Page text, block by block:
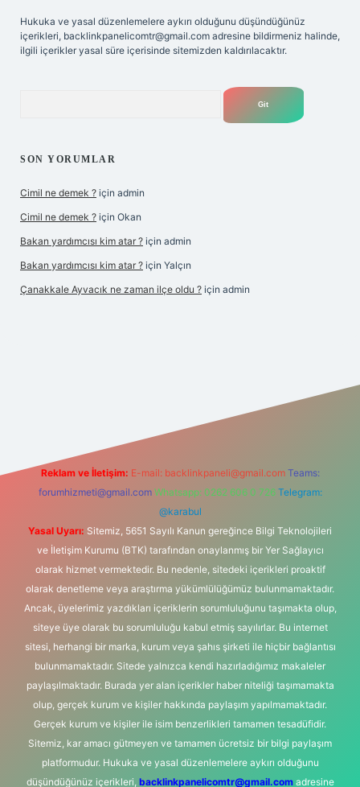
Hukuka ve yasal düzenlemelere aykırı olduğunu düşündüğünüz
içerikleri, backlinkpanelicomtr@gmail.com adresine bildirmeniz halinde,
ilgili içerikler yasal süre içerisinde sitemizden kaldırılacaktır.
SON YORUMLAR
Cimil ne demek ? için admin
Cimil ne demek ? için Okan
Bakan yardımcısı kim atar ? için admin
Bakan yardımcısı kim atar ? için Yalçın
Çanakkale Ayvacık ne zaman ilçe oldu ? için admin
Reklam ve İletişim: E-mail: backlinkpaneli@gmail.com Teams:
forumhizmeti@gmail.com Whatsapp: 0262 606 0 726 Telegram:
@karabul
Yasal Uyarı: Sitemiz, 5651 Sayılı Kanun gereğince Bilgi Teknolojileri
ve İletişim Kurumu (BTK) tarafından onaylanmış bir Yer Sağlayıcı
olarak hizmet vermektedir. Bu nedenle, sitedeki içerikleri proaktif
olarak denetleme veya araştırma yükümlülüğümüz bulunmamaktadır.
Ancak, üyelerimiz yazdıkları içeriklerin sorumluluğunu taşımakta olup,
siteye üye olarak bu sorumluluğu kabul etmiş sayılırlar. Bu internet
sitesi, herhangi bir marka, kurum veya şahıs şirketi ile hiçbir bağlantısı
bulunmamaktadır. Sitede yalnızca kendi hazırladığımız makaleler
paylaşılmaktadır. Burada yer alan içerikler haber niteliği taşımamakta
olup, gerçek kurum ve kişiler hakkında paylaşım yapılmamaktadır.
Gerçek kurum ve kişiler ile isim benzerlikleri tamamen tesadüfidir.
Sitemiz, kar amacı gütmeyen ve tamamen ücretsiz bir bilgi paylaşım
platformudur. Hukuka ve yasal düzenlemelere aykırı olduğunu
düşündüğünüz içerikleri, backlinkpanelicomtr@gmail.comadresine